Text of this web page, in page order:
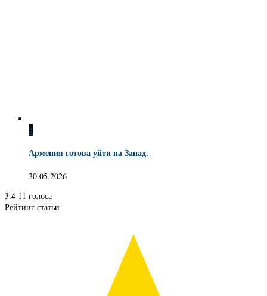
4
Армения готова уйти на Запад.
30.05.2026
3.4 11 голоса
Рейтинг статьи